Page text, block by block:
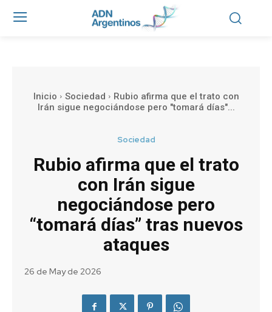
Inicio Sociedad
Rubio afirma que el trato con
Irán sigue negociándose pero "tomará días"...
Sociedad
Rubio afirma que el trato
con Irán sigue
negociándose pero
“tomará días” tras nuevos
ataques
26 de May de 2026